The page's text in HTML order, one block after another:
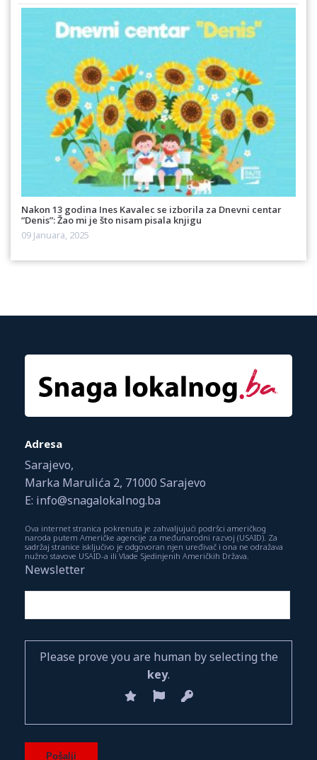
Nakon 13 godina Ines Kavalec se izborila za Dnevni centar
“Denis”: Žao mi je što nisam pisala knjigu
09 Januara, 2025
Adresa
Sarajevo,
Marka Marulića 2, 71000 Sarajevo
E: info@snagalokalnog.ba
Ova internet stranica pokrenuta je zahvaljujući podršci američkog
naroda putem Američke agencije za međunarodni razvoj (USAID). Za
sadržaj stranice isključivo je odgovoran njen uređivač i ona ne odražava
nužno stavove USAID-a ili Vlade Sjedinjenih Američkih Država.
Newsletter
Please prove you are human by selecting the
key.